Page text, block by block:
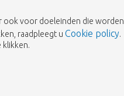
ook voor doeleinden die worden
raadpleegt u Cookie policy.